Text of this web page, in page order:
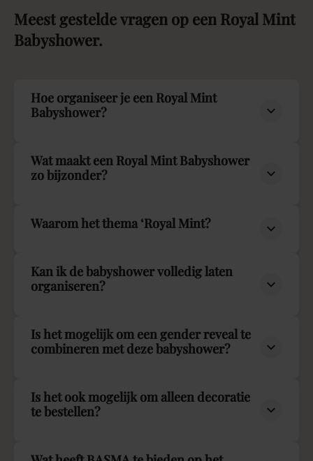
Meest gesteldevragen op een Royal Mint
Babyshower.
Hoe organiseer je een Royal Mint
Babyshower?
Wat maakt een Royal Mint Babyshower
zo bijzonder?
Waarom het thema ‘Royal Mint?
Kan ik de babyshower volledig laten
organiseren?
Is het mogelijk om een gender reveal te
combineren met deze babyshower?
Is het ook mogelijk om alleen decoratie
te bestellen?